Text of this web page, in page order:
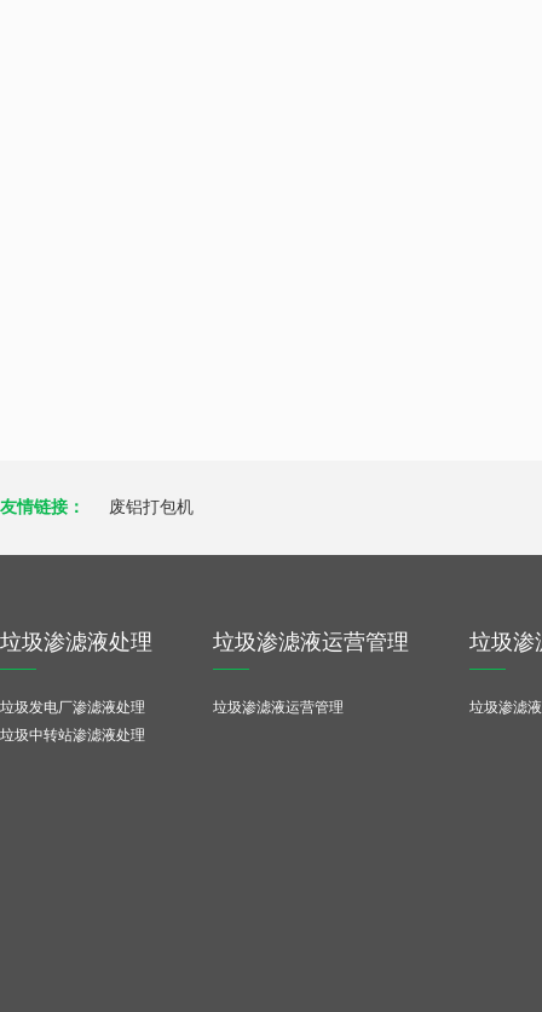
友情链接： 废铝打包机
垃圾渗滤液处理
垃圾发电厂渗滤液处理
垃圾中转站渗滤液处理
垃圾渗滤液运营管理
垃圾渗滤液运营管理
垃圾渗
垃圾渗滤